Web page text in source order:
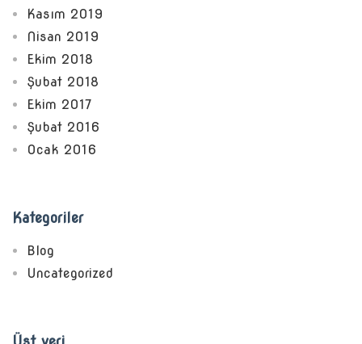
Kasım 2019
Nisan 2019
Ekim 2018
Şubat 2018
Ekim 2017
Şubat 2016
Ocak 2016
Kategoriler
Blog
Uncategorized